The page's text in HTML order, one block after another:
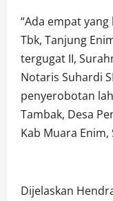
“Ada empat
Tbk, Tanjung
tergugat II,
Notaris Suhardi
penyerobotan
Tambak, Desa
Kab Muara Enim,
Dijelaskan